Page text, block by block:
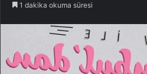
1 dakika okuma süresi